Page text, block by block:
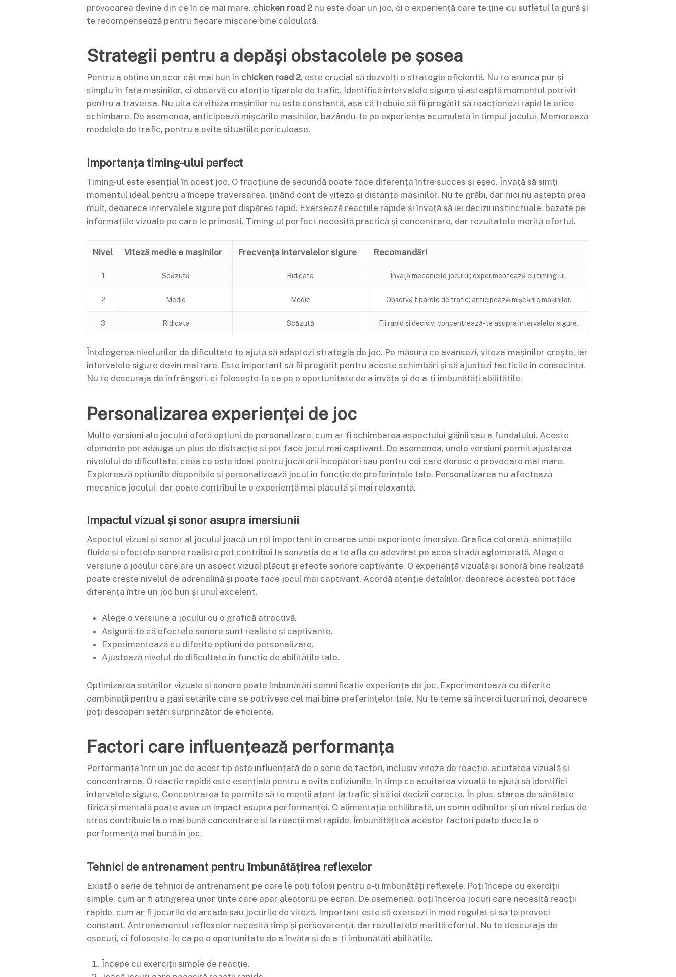
provocarea devine din ce în ce mai mare. chicken road 2 nu este doar un joc, ci o experiență care te ține cu sufletul la gură și
te recompensează pentru fiecare mișcare bine calculată.
Strategii pentru a depăși obstacolele pe șosea
Pentru a obține un scor cât mai bun în chicken road 2, este crucial să dezvolți o strategie eficientă. Nu te arunca pur și
simplu în fața mașinilor, ci observă cu atenție tiparele de trafic. Identifică intervalele sigure și așteaptă momentul potrivit
pentru a traversa. Nu uita că viteza mașinilor nu este constantă, așa că trebuie să fii pregătit să reacționezi rapid la orice
schimbare. De asemenea, anticipează mișcările mașinilor, bazându-te pe experiența acumulată în timpul jocului. Memorează
modelele de trafic, pentru a evita situațiile periculoase.
Importanța timing-ului perfect
Timing-ul este esențial în acest joc. O fracțiune de secundă poate face diferența între succes și eșec. Învață să simți
momentul ideal pentru a începe traversarea, ținând cont de viteza și distanța mașinilor. Nu te grăbi, dar nici nu aștepta prea
mult, deoarece intervalele sigure pot dispărea rapid. Exersează reacțiile rapide și învață să iei decizii instinctuale, bazate pe
informațiile vizuale pe care le primești. Timing-ul perfect necesită practică și concentrare, dar rezultatele merită efortul.
Nivel Viteză medie a mașinilor Frecvența intervalelor sigure Recomandări
1 Scăzută Ridicata Învață mecanicile jocului; experimentează cu timing-ul.
2 Medie Medie Observă tiparele de trafic; anticipează mișcările mașinilor.
3 Ridicata Scăzută Fii rapid și decisiv; concentrează-te asupra intervalelor sigure.
Înțelegerea nivelurilor de dificultate te ajută să adaptezi strategia de joc. Pe măsură ce avansezi, viteza mașinilor crește, iar
intervalele sigure devin mai rare. Este important să fii pregătit pentru aceste schimbări și să ajustezi tacticile în consecință.
Nu te descuraja de înfrângeri, ci folosește-le ca pe o oportunitate de a învăța și de a-ți îmbunătăți abilitățile.
Personalizarea experienței de joc
Multe versiuni ale jocului oferă opțiuni de personalizare, cum ar fi schimbarea aspectului găinii sau a fundalului. Aceste
elemente pot adăuga un plus de distracție și pot face jocul mai captivant. De asemenea, unele versiuni permit ajustarea
nivelului de dificultate, ceea ce este ideal pentru jucătorii începători sau pentru cei care doresc o provocare mai mare.
Explorează opțiunile disponibile și personalizează jocul în funcție de preferințele tale. Personalizarea nu afectează
mecanica jocului, dar poate contribui la o experiență mai plăcută și mai relaxantă.
Impactul vizual și sonor asupra imersiunii
Aspectul vizual și sonor al jocului joacă un rol important în crearea unei experiențe imersive. Grafica colorată, animațiile
fluide și efectele sonore realiste pot contribui la senzația de a te afla cu adevărat pe acea stradă aglomerată. Alege o
versiune a jocului care are un aspect vizual plăcut și efecte sonore captivante. O experiență vizuală și sonoră bine realizată
poate crește nivelul de adrenalină și poate face jocul mai captivant. Acordă atenție detaliilor, deoarece acestea pot face
diferența între un joc bun și unul excelent.
Alege o versiune a jocului cu o grafică atractivă.
Asigură-te că efectele sonore sunt realiste și captivante.
Experimentează cu diferite opțiuni de personalizare.
Ajustează nivelul de dificultate în funcție de abilitățile tale.
Optimizarea setărilor vizuale și sonore poate îmbunătăți semnificativ experiența de joc. Experimentează cu diferite
combinații pentru a găsi setările care se potrivesc cel mai bine preferințelor tale. Nu te teme să încerci lucruri noi, deoarece
poți descoperi setări surprinzător de eficiente.
Factori care influențează performanța
Performanța într-un joc de acest tip este influențată de o serie de factori, inclusiv viteza de reacție, acuitatea vizuală și
concentrarea. O reacție rapidă este esențială pentru a evita coliziunile, în timp ce acuitatea vizuală te ajută să identifici
intervalele sigure. Concentrarea te permite să te menții atent la trafic și să iei decizii corecte. În plus, starea de sănătate
fizică și mentală poate avea un impact asupra performanței. O alimentație echilibrată, un somn odihnitor și un nivel redus de
stres contribuie la o mai bună concentrare și la reacții mai rapide. Îmbunătățirea acestor factori poate duce la o
performanță mai bună în joc.
Tehnici de antrenament pentru îmbunătățirea reflexelor
Există o serie de tehnici de antrenament pe care le poți folosi pentru a-ți îmbunătăți reflexele. Poți începe cu exerciții
simple, cum ar fi atingerea unor ținte care apar aleatoriu pe ecran. De asemenea, poți încerca jocuri care necesită reacții
rapide, cum ar fi jocurile de arcade sau jocurile de viteză. Important este să exersezi în mod regulat și să te provoci
constant. Antrenamentul reflexelor necesită timp și perseverență, dar rezultatele merită efortul. Nu te descuraja de
eșecuri, ci folosește-le ca pe o oportunitate de a învăța și de a-ți îmbunătăți abilitățile.
Începe cu exerciții simple de reacție.